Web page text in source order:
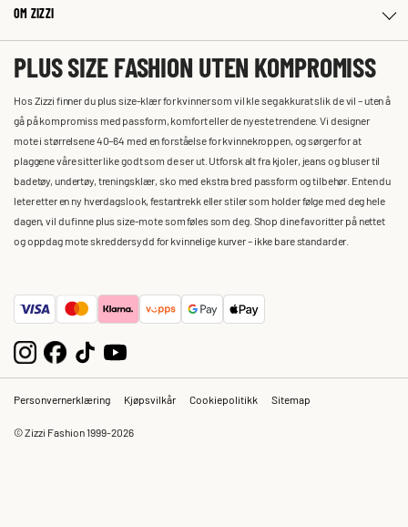
OM ZIZZI
PLUS SIZE FASHION UTEN KOMPROMISS
Hos Zizzi finner du plus size-klær for kvinner som vil kle seg akkurat slik de vil – uten å
gå på kompromiss med passform, komfort eller de nyeste trendene. Vi designer
mote i størrelsene 40–64 med en forståelse for kvinnekroppen, og sørger for at
plaggene våre sitter like godt som de ser ut. Utforsk alt fra kjoler, jeans og bluser til
badetøy, undertøy, treningsklær, sko med ekstra bred passform og tilbehør. Enten du
leter etter en ny hverdagslook, festantrekk eller stiler som holder følge med deg hele
dagen, vil du finne plus size-mote som føles som deg. Shop dine favoritter på nettet
og oppdag mote skreddersydd for kvinnelige kurver – ikke bare standarder.
Personvernerklæring Kjøpsvilkår Cookiepolitikk Sitemap
© Zizzi Fashion 1999-2026